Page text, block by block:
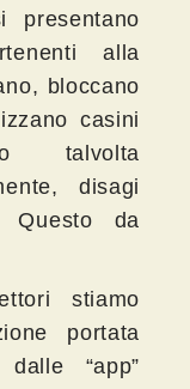
presentano
alla
bloccano
casini
talvolta
disagi
Questo da
stiamo
portata
“app”